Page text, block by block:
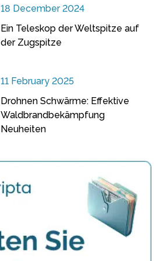
18 December 2024
Ein Teleskop der Weltspitze auf
der Zugspitze
11 February 2025
Drohnen Schwärme: Effektive
Waldbrandbekämpfung
Neuheiten